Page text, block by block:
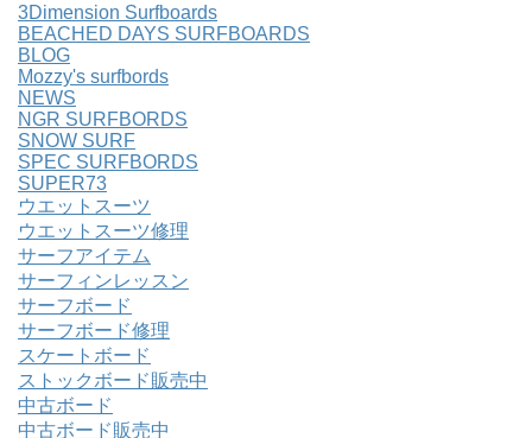
3Dimension Surfboards
BEACHED DAYS SURFBOARDS
BLOG
Mozzy's surfbords
NEWS
NGR SURFBORDS
SNOW SURF
SPEC SURFBORDS
SUPER73
ウエットスーツ
ウエットスーツ修理
サーフアイテム
サーフィンレッスン
サーフボード
サーフボード修理
スケートボード
ストックボード販売中
中古ボード
中古ボード販売中